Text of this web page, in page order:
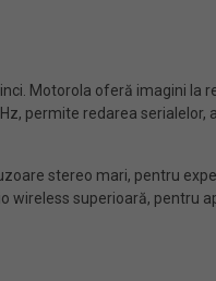
inci. Motorola oferă imagini la
permite redarea serialelor,
stereo mari, pentru
superioară, pentru